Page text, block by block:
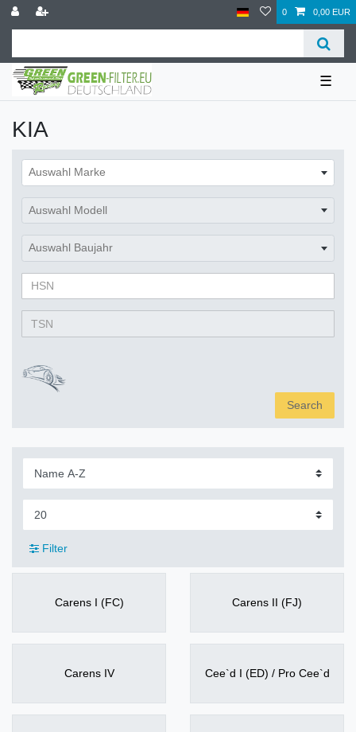
0 0,00 EUR
☰
KIA
Auswahl Marke
Auswahl Modell
Auswahl Baujahr
Search
Filter
Carens I (FC) Carens II (FJ)
Carens IV Cee`d I (ED) / Pro Cee`d